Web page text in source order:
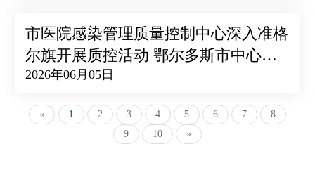
市医院感染管理质量控制中心深入准格
尔旗开展质控活动 鄂尔多斯市中心医
院订阅号
2026年06月05日
« 1 2 3 4 5 6 7
8
9
10 »